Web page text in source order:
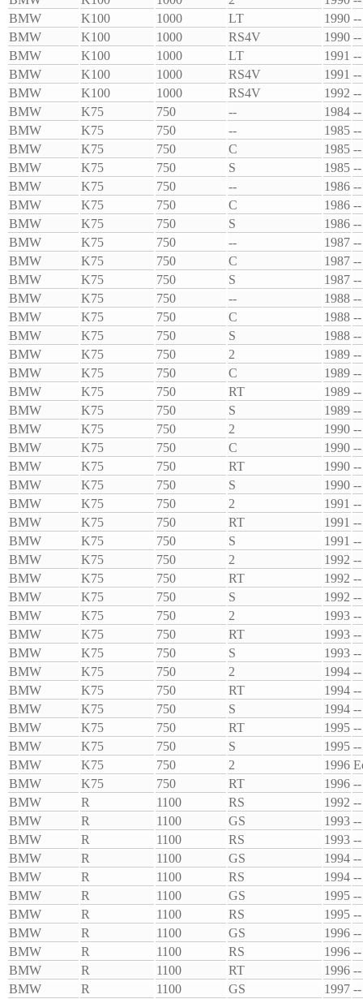
BMW
K100 1000 LT 1990 --
BMW
K100 1000 RS4V 1990 --
BMW
K100 1000 LT 1991 --
BMW
K100 1000 RS4V 1991 --
BMW
K100 1000 RS4V 1992 --
BMW
K75 750 -- 1984 --
BMW
K75 750 -- 1985 --
BMW
K75 750 C 1985 --
BMW
K75 750 S 1985 --
BMW
K75 750 -- 1986 --
BMW
K75 750 C 1986 --
BMW
K75 750 S 1986 --
BMW
K75 750 -- 1987 --
BMW
K75 750 C 1987 --
BMW
K75 750 S 1987 --
BMW
K75 750 -- 1988 --
BMW
K75 750 C 1988 --
BMW
K75 750 S 1988 --
BMW
K75 750 2 1989 --
BMW
K75 750 C 1989 --
BMW
K75 750 RT 1989 --
BMW
K75 750 S 1989 --
BMW
K75 750 2 1990 --
BMW
K75 750 C 1990 --
BMW
K75 750 RT 1990 --
BMW
K75 750 S 1990 --
BMW
K75 750 2 1991 --
BMW
K75 750 RT 1991 --
BMW
K75 750 S 1991 --
BMW
K75 750 2 1992 --
BMW
K75 750 RT 1992 --
BMW
K75 750 S 1992 --
BMW
K75 750 2 1993 --
BMW
K75 750 RT 1993 --
BMW
K75 750 S 1993 --
BMW
K75 750 2 1994 --
BMW
K75 750 RT 1994 --
BMW
K75 750 S 1994 --
BMW
K75 750 RT 1995 --
BMW
K75 750 S 1995 --
BMW
K75 750 2 1996
BMW
K75 750 RT 1996 --
BMW
R 1100 RS 1992 --
BMW
R 1100 GS 1993 --
BMW
R 1100 RS 1993 --
BMW
R 1100 GS 1994 --
BMW
R 1100 RS 1994 --
BMW
R 1100 GS 1995 --
BMW
R 1100 RS 1995 --
BMW
R 1100 GS 1996 --
BMW
R 1100 RS 1996 --
BMW
R 1100 RT 1996 --
BMW
R 1100 GS 1997 --